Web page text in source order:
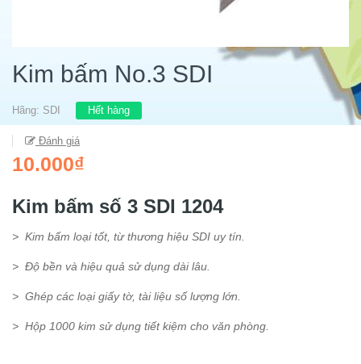
Kim bấm No.3 SDI
Hãng: SDI Hết hàng
Đánh giá
10.000₫
Kim bấm số 3 SDI 1204
> Kim bấm loại tốt, từ thương hiệu SDI uy tín.
> Độ bền và hiệu quả sử dụng dài lâu.
> Ghép các loại giấy tờ, tài liệu số lượng lớn.
> Hộp 1000 kim sử dụng tiết kiệm cho văn phòng.